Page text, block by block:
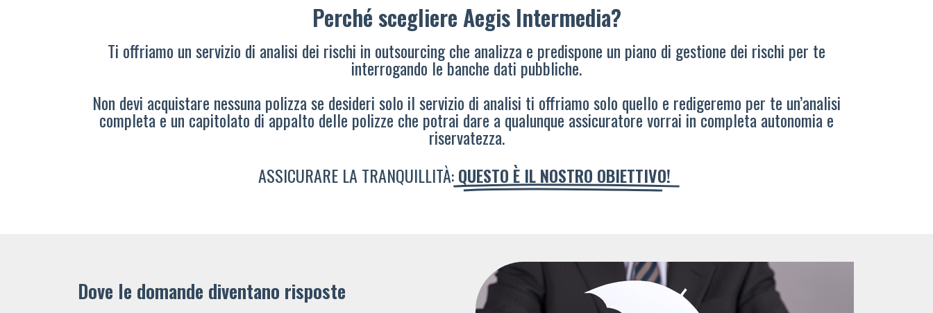
Perché scegliere Aegis Intermedia?
Ti offriamo un servizio di analisi dei rischi in outsourcing che analizza e predispone un piano di gestione dei rischi per te
interrogando le banche dati pubbliche.
Non devi acquistare nessuna polizza se desideri solo il servizio di analisi ti offriamo solo quello e redigeremo per te un’analisi
completa e un capitolato di appalto delle polizze che potrai dare a qualunque assicuratore vorrai in completa autonomia e
riservatezza.
ASSICURARE LA TRANQUILLITÀ:QUESTO È IL NOSTRO OBIETTIVO!
Dove le domande diventano risposte